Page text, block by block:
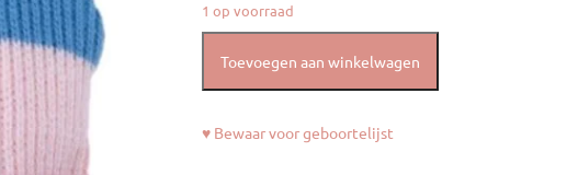
1 op voorraad
Toevoegen aan winkelwagen
♥ Bewaar voor geboortelijst